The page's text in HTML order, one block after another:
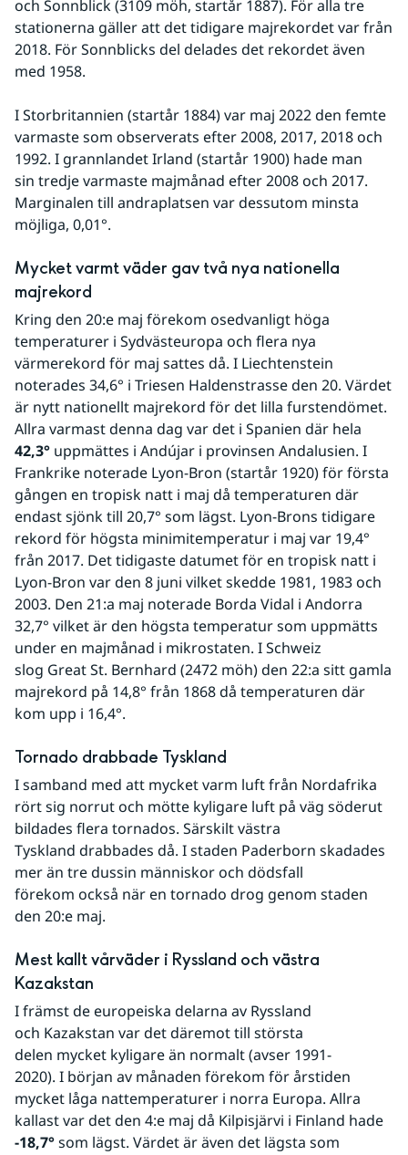
och Sonnblick (3109 möh, startår 1887). För alla tre
stationerna gäller att det tidigare majrekordet var från
2018. För Sonnblicks del delades det rekordet även
med 1958.
I Storbritannien (startår 1884) var maj 2022 den femte
varmaste som observerats efter 2008, 2017, 2018 och
1992. I grannlandet Irland (startår 1900) hade man
sin tredje varmaste majmånad efter 2008 och 2017.
Marginalen till andraplatsen var dessutom minsta
möjliga, 0,01°.
Mycket varmt väder gav två nya nationella
majrekord
Kring den 20:e maj förekom osedvanligt höga
temperaturer i Sydvästeuropa och flera nya
värmerekord för maj sattes då. I Liechtenstein
noterades 34,6° i Triesen Haldenstrasse den 20. Värdet
är nytt nationellt majrekord för det lilla furstendömet.
42,3° uppmättes i Andújar i provinsen Andalusien. I
Frankrike noterade Lyon-Bron (startår 1920) för första
gången en tropisk natt i maj då temperaturen där
endast sjönk till 20,7° som lägst. Lyon-Brons tidigare
rekord för högsta minimitemperatur i maj var 19,4°
från 2017. Det tidigaste datumet för en tropisk natt i
Lyon-Bron var den 8 juni vilket skedde 1981, 1983 och
2003. Den 21:a maj noterade Borda Vidal i Andorra
32,7° vilket är den högsta temperatur som uppmätts
under en majmånad i mikrostaten. I Schweiz
slog Great St. Bernhard (2472 möh) den 22:a sitt gamla
majrekord på 14,8° från 1868 då temperaturen där
kom upp i 16,4°.
Tornado drabbade Tyskland
I samband med att mycket varm luft från Nordafrika
rört sig norrut och mötte kyligare luft på väg söderut
bildades flera tornados. Särskilt västra
Tyskland drabbades då. I staden Paderborn skadades
mer än tre dussin människor och dödsfall
förekom också när en tornado drog genom staden
den 20:e maj.
Mest kallt vårväder i Ryssland och västra
Kazakstan
I främst de europeiska delarna av Ryssland
och Kazakstan var det däremot till största
delen mycket kyligare än normalt (avser 1991-
2020). I början av månaden förekom för årstiden
mycket låga nattemperaturer i norra Europa. Allra
-18,7° som lägst. Värdet är även det lägsta som